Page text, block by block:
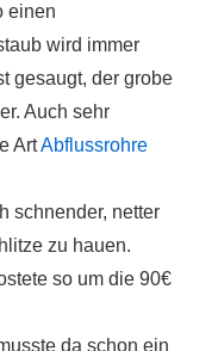
einen
wird immer
gesaugt, der grobe
Auch sehr
ArtAbflussrohre
schnender, netter
zu hauen.
so um die 90€
da schon ein